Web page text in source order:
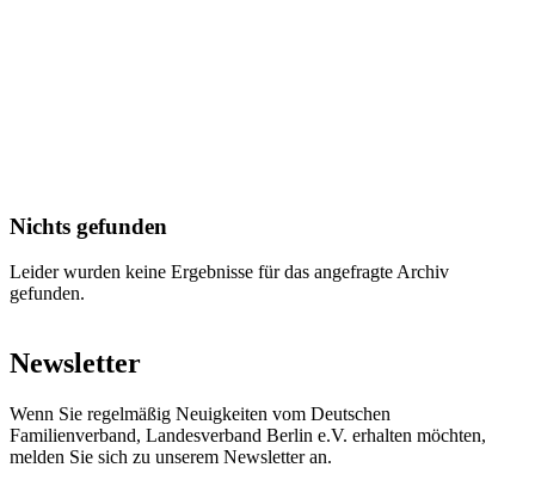
Nichts gefunden
Leider wurden keine Ergebnisse für das angefragte Archiv
gefunden.
Newsletter
Wenn Sie regelmäßig Neuigkeiten vom Deutschen
Familienverband, Landesverband Berlin e.V. erhalten möchten,
melden Sie sich zu unserem Newsletter an.